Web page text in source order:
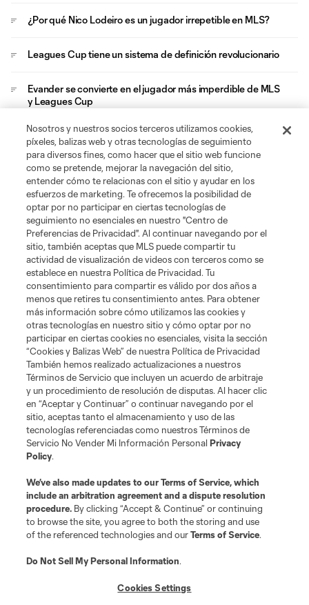
¿Por qué Nico Lodeiro es un jugador irrepetible en MLS?
Leagues Cup tiene un sistema de definición revolucionario
Evander se convierte en el jugador más imperdible de MLS
y Leagues Cup
Brais Méndez, el eslabón que une a Zelarayán con Cucho
en el Crew
Acerca de MLS
Social
Tienda
Club Sites
Términos de servicio Política de privacidad
No vender mi información
Cookies Settings
©2026 MLS. El nombre y escudo de la Major League Soccer y MLS son
marcas registradas de League Soccer, L.L.C. (“MLS”). Los nombres y logos
de los equipos de la MLS están registrados y son marcas bajo ley común
desautorizado está prohibido.
Nosotros y nuestros socios terceros utilizamos cookies,
píxeles, balizas web y otras tecnologías de seguimiento
para diversos fines, como hacer que el sitio web funcione
como se pretende, mejorar la navegación del sitio,
entender cómo te relacionas con el sitio y ayudar en los
esfuerzos de marketing. Te ofrecemos la posibilidad de
optar por no participar en ciertas tecnologías de
seguimiento no esenciales en nuestro "Centro de
Preferencias de Privacidad". Al continuar navegando por el
sitio, también aceptas que MLS puede compartir tu
actividad de visualización de videos con terceros como se
establece en nuestra Política de Privacidad. Tu
consentimiento para compartir es válido por dos años a
menos que retires tu consentimiento antes. Para obtener
más información sobre cómo utilizamos las cookies y
otras tecnologías en nuestro sitio y cómo optar por no
participar en ciertas cookies no esenciales, visita la sección
“Cookies y Balizas Web” de nuestra Política de Privacidad
También hemos realizado actualizaciones a nuestros
Términos de Servicio que incluyen un acuerdo de arbitraje
y un procedimiento de resolución de disputas. Al hacer clic
en “Aceptar y Continuar” o continuar navegando por el
sitio, aceptas tanto el almacenamiento y uso de las
tecnologías referenciadas como nuestros Términos de
Servicio No Vender Mi Información PersonalPrivacy
Policy.
We’ve also made updates to ourTerms of Service, which
include an arbitration agreement and a dispute resolution
procedure. By clicking “Accept & Continue” or continuing
to browse the site, you agree to both the storing and use
of the referenced technologies and ourTerms of Service.
Do Not Sell My Personal Information.
Cookies Settings